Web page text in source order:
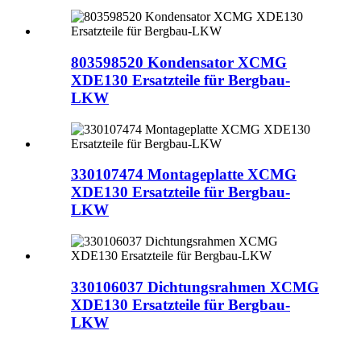
803598520 Kondensator XCMG
XDE130 Ersatzteile für Bergbau-
LKW
330107474 Montageplatte XCMG
XDE130 Ersatzteile für Bergbau-
LKW
330106037 Dichtungsrahmen XCMG
XDE130 Ersatzteile für Bergbau-
LKW